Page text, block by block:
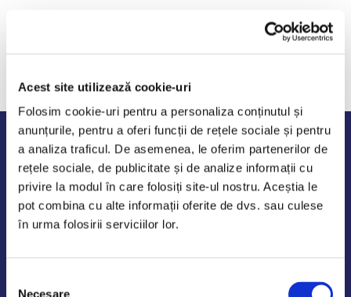
Acest site utilizează cookie-uri
Folosim cookie-uri pentru a personaliza conținutul și
anunțurile, pentru a oferi funcții de rețele sociale și pentru
a analiza traficul. De asemenea, le oferim partenerilor de
rețele sociale, de publicitate și de analize informații cu
privire la modul în care folosiți site-ul nostru. Aceștia le
pot combina cu alte informații oferite de dvs. sau culese
în urma folosirii serviciilor lor.
Necesare
Program de lucru
Luni - Vineri: 09:00-18:00
Sambata - Duminica: 10:00-14:00